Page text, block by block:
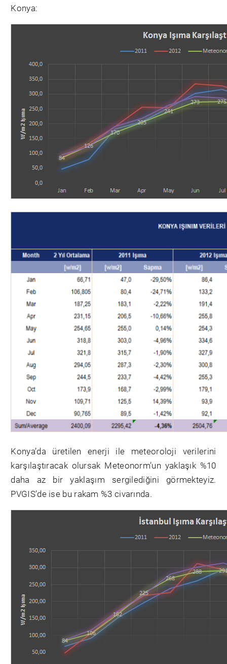
Konya:
Konya’da üretilen enerji ile meteoroloji verilerini
karşılaştıracak olursak Meteonorm’un yaklaşık %10
daha az bir yaklaşım sergilediğini görmekteyiz.
PVGIS’de ise bu rakam %3 civarında.